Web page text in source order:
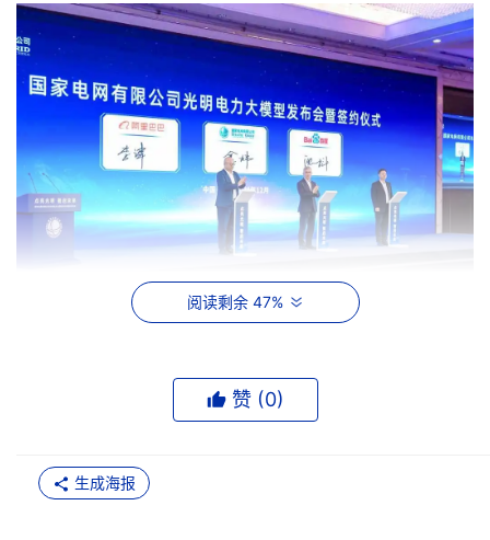
量自动化系统全面升级为全国领先的“计量大脑”。双方联合
推出的计量设备AI指挥官，融合了电力智能体与通义千问，
的闭环体系，实现了从“被动运维”到“AI诊断+精准派单+主
动预警”的跨越，将工单处置效率提升了8倍，故障自愈率达
阅读剩余 47%
赞 (0)
生成海报